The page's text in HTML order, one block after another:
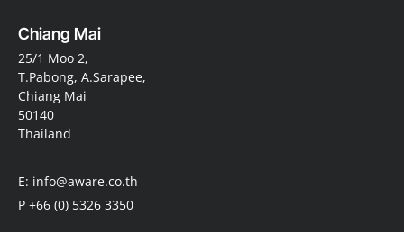
Chiang Mai
25/1 Moo 2,
T.Pabong, A.Sarapee,
Chiang Mai
50140
Thailand
E: info@aware.co.th
P +66 (0) 5326 3350